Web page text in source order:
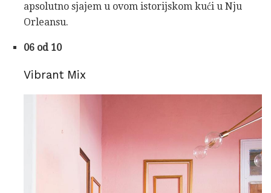
apsolutno sjajem u ovom istorijskom kući u Nju
Orleansu.
06 od 10
Vibrant Mix